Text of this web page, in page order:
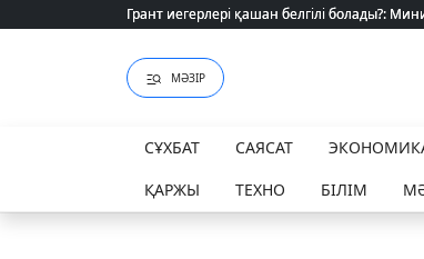
Грант иегерлері қашан белгілі болады?:
Грант иегерлері қашан белгілі болады?:
МӘЗІР
СҰХБАТ САЯСАТ
ҚАРЖЫ
ТЕХНО БІЛІМ